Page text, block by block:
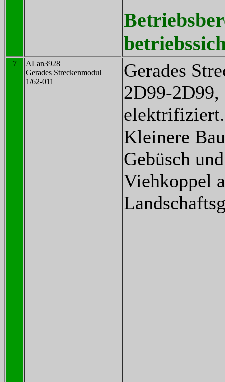
7
ALan3928
Gerades Streckenmodul
1/62-011
Gerades
2D99-2D99,
elektrifiziert.
Kleinere
Gebüsch
Viehkoppel